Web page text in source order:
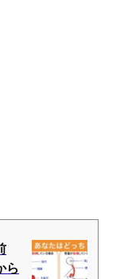
ら